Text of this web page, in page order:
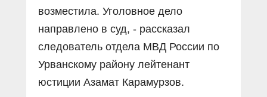
возместила. Уголовное дело
направлено в суд, - рассказал
следователь отдела МВД России по
Урванскому району лейтенант
юстиции Азамат Карамурзов.